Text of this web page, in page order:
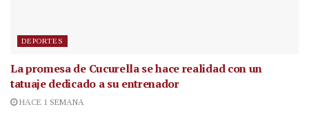
DEPORTES
La promesa de Cucurella se hace realidad con un
tatuaje dedicado a su entrenador
HACE 1 SEMANA